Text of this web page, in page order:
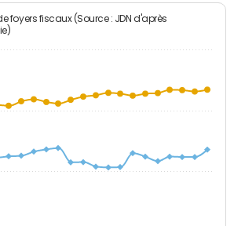
foyers fiscaux (Source : JDN d'après